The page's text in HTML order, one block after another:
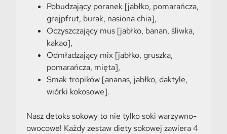
Pobudzający poranek [jabłko, pomarańcza,
grejpfrut, burak, nasiona chia],
Oczyszczający mus [jabłko, banan, śliwka,
kakao],
Odmładzający mix [jabłko, gruszka,
pomarańcza, mięta],
Smak tropików [ananas, jabłko, daktyle,
wiórki kokosowe].
Nasz detoks sokowy to nie tylko soki warzywno-
owocowe! Każdy zestaw diety sokowej zawiera 4